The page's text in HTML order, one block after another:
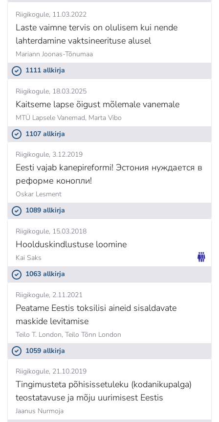
Riigikogule 11.03.2022
Laste vaimne tervis on olulisem kui nende
lahterdamine vaktsineerituse alusel
Mariann Joonas-Tõnumaa
1111 allkirja
Riigikogule 18.03.2025
Kaitseme lapse õigust mõlemale vanemale
MTÜ Lapsele Vanemad, Marta Vibo
1107 allkirja
Riigikogule 3.12.2019
Eesti vajab kanepireformi! Эстония нуждается в
реформе конопли!
Oskar Lesment
1089 allkirja
Riigikogule 15.03.2018
Hoolduskindlustuse loomine
Kai Saks
1063 allkirja
Riigikogule 2.11.2021
Peatame Eestis toksilisi aineid sisaldavate
maskide levitamise
Teilo T. London, Teilo Tõnn London
1059 allkirja
Riigikogule 21.10.2019
Tingimusteta põhisissetuleku (kodanikupalga)
teostatavuse ja mõju uurimisest Eestis
Jaanus Nurmoja